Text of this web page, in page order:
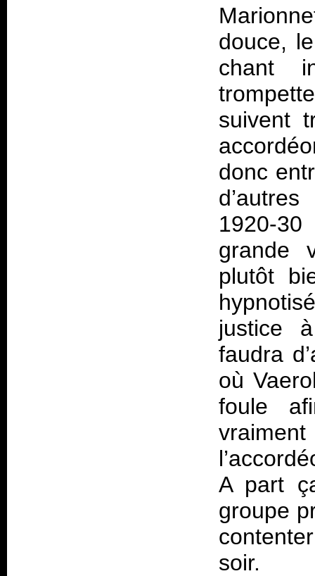
douce,
chant
suivent
donc
1920-
grande
plutôt
justice
faudra
où
foule
A part
groupe
soir.